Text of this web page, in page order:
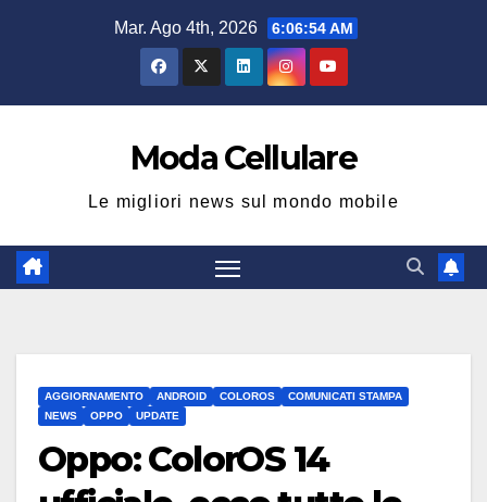
Mar. Ago 4th, 2026 6:06:55 AM
Moda Cellulare
Le migliori news sul mondo mobile
AGGIORNAMENTO ANDROID COLOROS
COMUNICATI STAMPA
NEWS
OPPO UPDATE
Oppo: ColorOS 14